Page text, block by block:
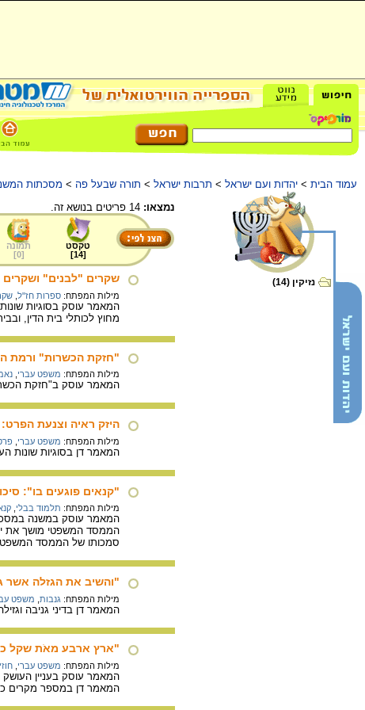
עמוד הבית > יהדות ועם ישראל > תרבות ישראל > תורה שבעל פה > מסכתות
נזיקין (14)
נמצאו:
טקסט
[
14
]
תמונה
[
0
]
שקרים "לבנים" ושקרים
מילות המפתח: ספרות חז"ל
המאמר עוסק בסוגיות
מחוץ לכותלי בית הדין,
"חזקת הכשרות" ורמת
מילות המפתח: משפט עברי
המאמר עוסק ב"חזקת
היזק ראיה וצנעת
מילות המפתח: משפט עברי
המאמר דן בסוגיות שונות
"קנאים פוגעים בו":
מילות המפתח: תלמוד בבלי
המאמר עוסק במשנה במסכת
הממסד המשפטי מושך את
סמכותו של הממסד
"והשיב את הגזלה אשר
מילות המפתח: גנבות משפט
המאמר דן בדיני גניבה
"ארץ ארבע מאֹת שקל
מילות המפתח: משפט עברי
המאמר עוסק בעניין
המאמר דן במספר מקרים